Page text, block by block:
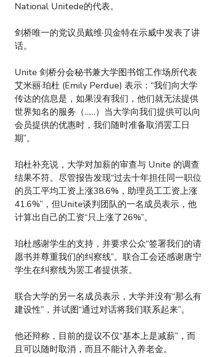
National Unitede的代表。
剑桥唯一的党议员戴维·贝金特在示威中发表了讲
话。
Unite 剑桥分会秘书兼大学图书馆工作场所代表
艾米丽·珀杜 (Emily Perdue) 表示：“我们向大学
传达的信息是，如果没有我们，他们就无法提供
世界知名的服务（……）当大学向我们提供可以向
会员提供的优惠时，我们随时准备取消罢工日
期”。
珀杜补充说，大学对加薪的审查与 Unite 的调查
结果不符。尽管报告发现“过去十年担任同一职位
的员工平均工资上涨38.6%，助理员工工资上涨
41.6%”，但Unite谈判团队的一名成员表示，他
计算出自己的工资“只上涨了26%”。
珀杜感谢学生的支持，并要求公众“签署我们的请
愿书并尊重我们的纠察线”。联合工会还感谢唐宁
学生在纠察线为罢工者提供茶。
联合大学的另一名成员表示，大学并没有“那么有
建设性”，并试图“通过对话将我们联系起来”。
他还辩称，目前的提议不仅“基本上是减薪”，而
且可以随时取消，而且不能计入养老金。